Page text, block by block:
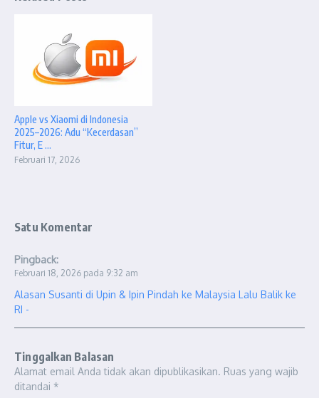
Apple vs Xiaomi di Indonesia
2025–2026: Adu “Kecerdasan”
Fitur, E ...
Februari 17, 2026
Satu Komentar
Pingback:
Februari 18, 2026 pada 9:32 am
Alasan Susanti di Upin & Ipin Pindah ke Malaysia Lalu Balik ke
RI -
Tinggalkan Balasan
Alamat email Anda tidak akan dipublikasikan. Ruas yang wajib
ditandai *